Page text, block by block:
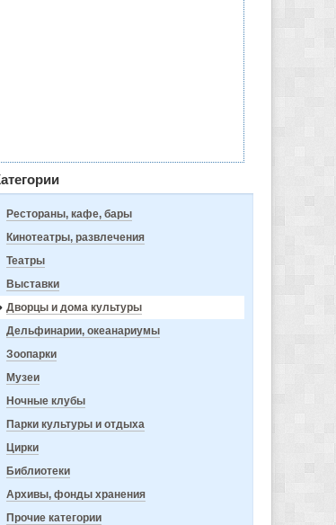
Рестораны, кафе, бары
Кинотеатры, развлечения
Театры
Выставки
Дворцы и дома культуры
Дельфинарии, океанариумы
Зоопарки
Музеи
Ночные клубы
Парки культуры и отдыха
Цирки
Библиотеки
Архивы, фонды хранения
Прочие категории